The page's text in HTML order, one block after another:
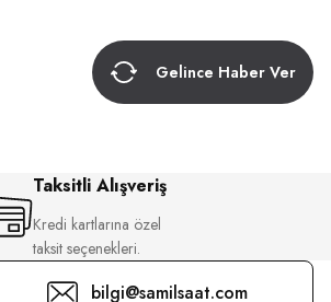
Gelince Haber Ver
Taksitli Alışveriş
Kredi kartlarına özel
taksit seçenekleri.
bilgi@samilsaat.com